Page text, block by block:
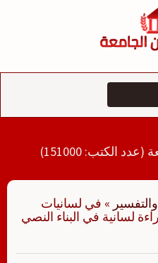
الكتب: 151000)
» في لسانيات
لسانية في البناء النصي